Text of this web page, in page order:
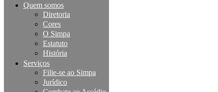
Quem somos
Diretoria
Cores
O Simpa
Estatuto
História
Serviços
Filie-se ao Simpa
Jurídico